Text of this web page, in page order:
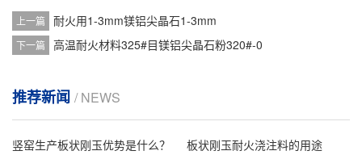
上一篇 耐火用1-3mm镁铝尖晶石1-3mm
下一篇 高温耐火材料325#目镁铝尖晶石粉320#-0
推荐新闻 / NEWS
竖窑生产板状刚玉优势是什么？
板状刚玉耐火浇注料的用途